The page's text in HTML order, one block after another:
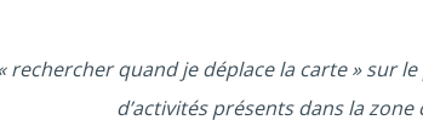
rechercher quand je déplace la carte » sur
d’activités présents dans la zone